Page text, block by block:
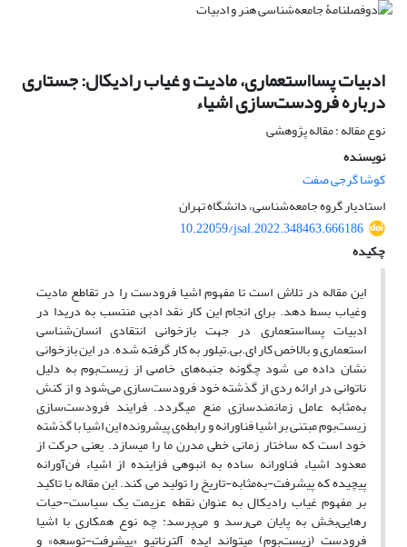
ادبیات پسااستعماری، مادیت و غیاب رادیکال: جستاری
درباره فرودست‌سازی اشیاء
نوع مقاله : مقاله پژوهشی
نویسنده
کوشا گرجی صفت
استادیار گروه جامعه‌شناسی، دانشگاه تهران
10.22059/jsal.2022.348463.666186
چکیده
این مقاله در تلاش است تا مفهوم اشیا فرودست را در تقاطع مادیت
وغیاب بسط دهد. برای انجام این کار نقد ادبی منتسب به دریدا در
ادبیات پسااستعماری در جهت بازخوانی انتقادی انسان‌شناسی
استعماری و بالاخص کار ای.بی.تیلور به کار گرفته شده. در این بازخوانی
نشان داده می شود چگونه جنبه‌های خاصی از زیست‌بوم به دلیل
ناتوانی در ارائه ردی از گذشته خود فرودست‌سازی می‌شود و از کنش
به‌مثابه عامل زمانمندسازی منع میگردد. فرایند فرودست‌سازی
زیست‌بوم مبتنی بر اشیا فناورانه و رابطه‌ی پیشرونده‌ این اشیا با گذشته‌
خود است که ساختار زمانی خطی مدرن ما را میسازد. یعنی حرکت از
معدود اشیاء فناورانه ساده به انبوهی فزاینده از اشیاء فن‌آورانه
پیچیده که پیشرفت-به‌مثابه-تاریخ را تولید می کند. این مقاله با تاکید
بر مفهوم غیاب رادیکال به عنوان نقطه عزیمت یک سیاست-حیات
رهایی‌بخش به پایان می‌رسد و می‌پرسد: چه نوع همکاری با اشیا
فرودست (زیست‌بوم) میتواند ایده آلترناتیو «پیشرفت-توسعه» و